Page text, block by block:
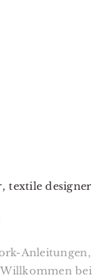
textile designer
Anleitungen,
Willkommen bei